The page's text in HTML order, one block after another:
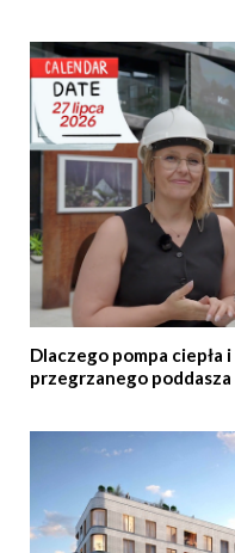
Dlaczego pompa
przegrzanego